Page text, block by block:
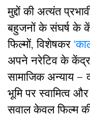
मुद्दों की अत्यंत
बहुजनों के संघर्ष के
फिल्मों, विशेषकर
अपने नरेटिव के
सामाजिक अन्याय –
भूमि पर स्वामित्व
सवाल केवल फिल्म